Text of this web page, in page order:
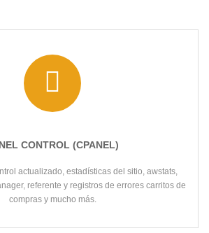
CONTROL (CPANEL)
actualizado, estadísticas del sitio, awstats,
referente y registros de errores carritos de
compras y mucho más.